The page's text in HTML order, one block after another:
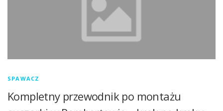
SPAWACZ
Kompletny przewodnik po montażu